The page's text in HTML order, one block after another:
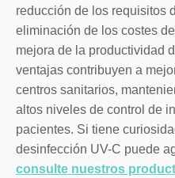
reducción de los requisitos
eliminación de los costes
mejora de la productividad
ventajas contribuyen a
centros sanitarios,
altos niveles de control de
pacientes. Si tiene
desinfección UV-C puede
consulte nuestros